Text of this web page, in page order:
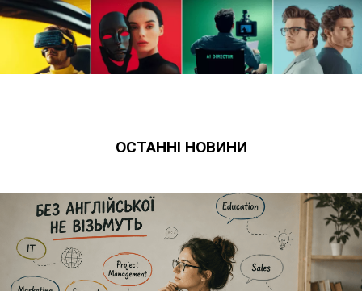
ОСТАННІ НОВИНИ